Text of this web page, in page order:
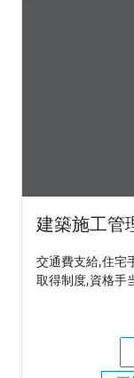
建築施工管
交通費支給,住宅
取得制度,資格手